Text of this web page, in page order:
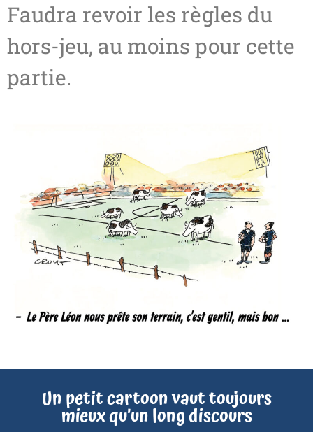
Faudra revoir les règles du
hors-jeu, au moins pour cette
partie.
Un petit cartoon vaut toujours
mieux qu’un long discours